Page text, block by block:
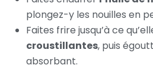
plongez-y les nouilles en
Faites frire jusqu’à ce
croustillantes, puis
absorbant.